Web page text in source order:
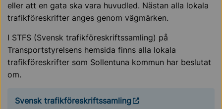
eller att en gata ska vara huvudled. Nästan alla lokala
trafikföreskrifter anges genom vägmärken.
I STFS (Svensk trafikföreskriftssamling) på
Transportstyrelsens hemsida finns alla lokala
trafikföreskrifter som Sollentuna kommun har beslutat
om.
Svensk trafikföreskriftssamling